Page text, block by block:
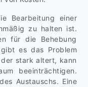
Bearbeitung einer
zu halten ist.
für die Behebung
es das Problem
stark altert, kann
beeinträchtigen.
Austauschs. Eine